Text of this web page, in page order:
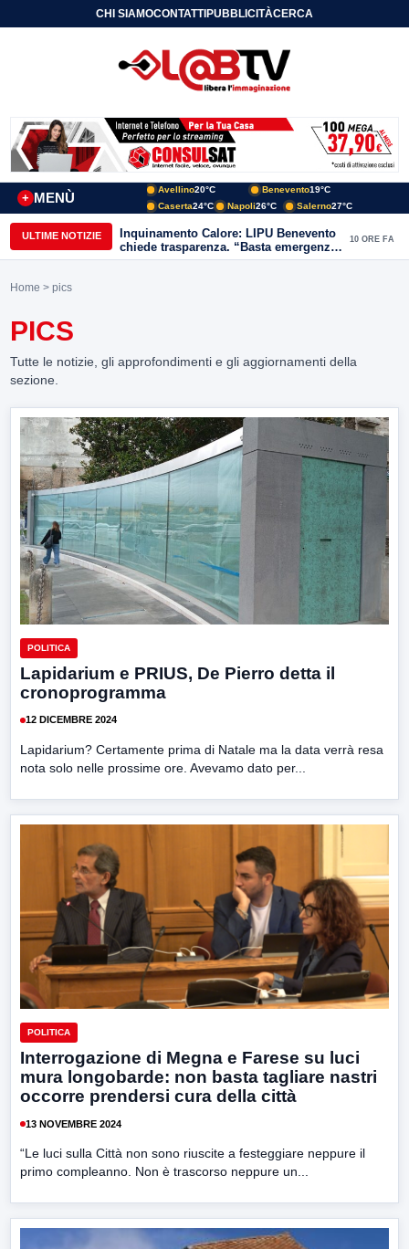
CHI SIAMOCONTATTIPUBBLICITÀCERCA
MENÙ
+
Avellino20°C Benevento19°C
Caserta24°C Napoli26°C Salerno27°C
ULTIME NOTIZIE
Inquinamento Calore: LIPU Benevento
chiede trasparenza. “Basta emergenze:
non possiamo continuare a trattare i
10 ORE FA
Home > pics
PICS
Tutte le notizie, gli approfondimenti e gli aggiornamenti della
sezione.
POLITICA
Lapidarium e PRIUS, De Pierro detta il
cronoprogramma
12 DICEMBRE 2024
Lapidarium? Certamente prima di Natale ma la data verrà resa
nota solo nelle prossime ore. Avevamo dato per...
POLITICA
Interrogazione di Megna e Farese su luci
mura longobarde: non basta tagliare nastri
occorre prendersi cura della città
13 NOVEMBRE 2024
“Le luci sulla Città non sono riuscite a festeggiare neppure il
primo compleanno. Non è trascorso neppure un...